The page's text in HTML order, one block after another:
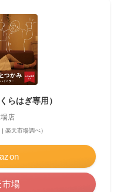
らはぎ専用）
店
楽天市場調べ）
市場